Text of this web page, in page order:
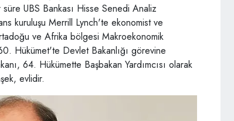
süre UBS Bankası Hisse Senedi Analiz
kuruluşu Merrill Lynch'te ekonomist ve
ve Afrika bölgesi Makroekonomik
Hükümet'te Devlet Bakanlığı görevine
64. Hükümette Başbakan Yardımcısı olarak
evlidir.